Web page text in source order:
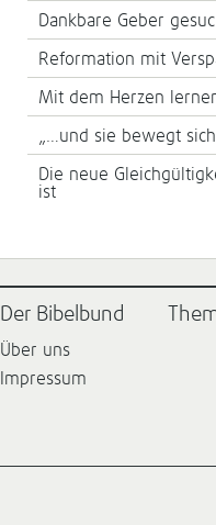
Dankbare Geber
Reformation mit
Mit dem Herzen
„…und sie bewegt
Die neue
ist
Der Bibelbund
Über uns
Impressum